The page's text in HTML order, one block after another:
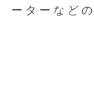
ーターなど